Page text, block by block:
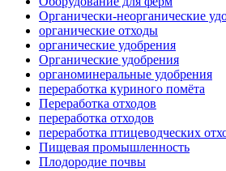
Органически-неорганические
органические отходы
органические удобрения
Органические удобрения
органоминеральные удобрения
переработка куриного помёта
Переработка отходов
переработка отходов
переработка птицеводческих
Пищевая промышленность
Плодородие почвы